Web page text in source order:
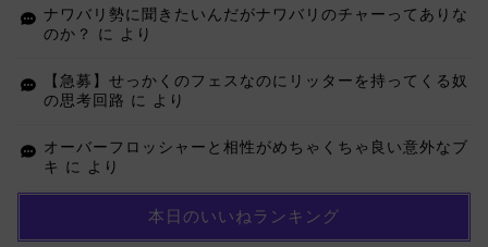
ナワバリ勢に聞きたいんだがナワバリのチャーってありな
のか？
に より
【急募】せっかくのフェスなのにリッターを持ってくる奴
の思考回路 に より
オーバーフロッシャーと相性がめちゃくちゃ良い意外なブ
キ に より
本日のいいねランキング